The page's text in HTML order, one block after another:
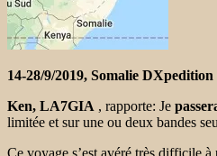
14-28/9/2019, Somalie DXpedition
Ken, LA7GIA , rapporte: Je
limitée et sur une ou deux bandes
Ce voyage s’est avéré très difficile